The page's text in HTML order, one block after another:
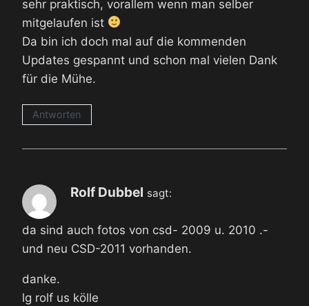
sehr praktisch, vorallem wenn man selber
mitgelaufen ist
Da bin ich doch mal auf die kommenden
Updates gespannt und schon mal vielen Dank
für die Mühe.
Antworten
Rolf Dubbel sagt:
da sind auch fotos von csd- 2009 u. 2010 .-
und neu CSD-2011 vorhanden.
danke.
lg rolf us kölle